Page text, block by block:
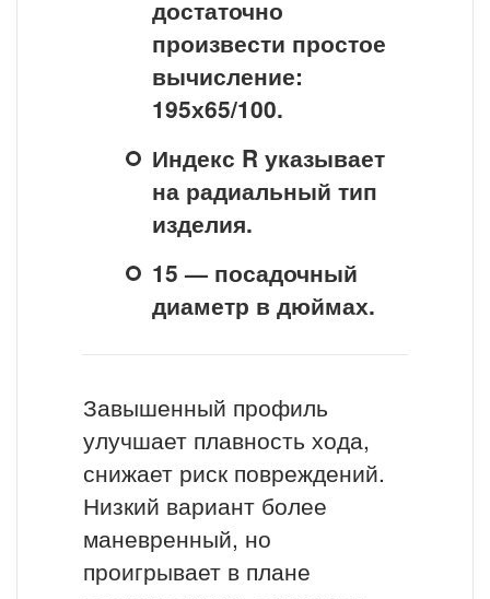
достаточно
произвести простое
вычисление:
195х65/100.
Индекс R указывает
на радиальный тип
изделия.
15 — посадочный
диаметр в дюймах.
Завышенный профиль
улучшает плавность хода,
снижает риск повреждений.
Низкий вариант более
маневренный, но
проигрывает в плане